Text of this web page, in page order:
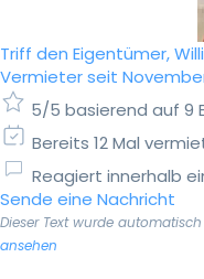
Triff den Eigentümer,
Vermieter seit
5/5 basierend auf 9
Bereits 12 Mal
Reagiert innerhalb
Sende eine Nachricht
Dieser Text wurde
ansehen